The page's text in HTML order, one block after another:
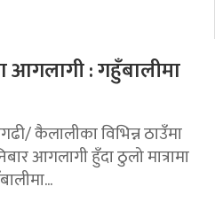
आगलागी : गहुँबालीमा
कैलालीका विभिन्न ठाउँमा
आगलागी हुँदा ठुलो मात्रामा